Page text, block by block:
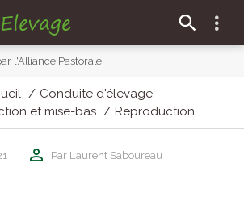
Elevage
l'Alliance Pastorale
Conduite d'élevage
et mise-bas
Reproduction
Par Laurent Saboureau